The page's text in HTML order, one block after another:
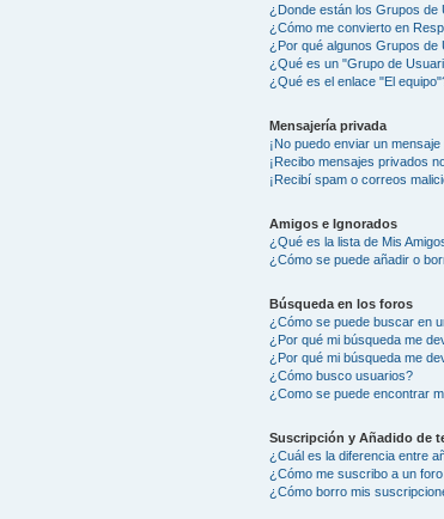
¿Donde están los Grupos de
¿Cómo me convierto en
¿Por qué algunos Grupos
¿Qué es un "Grupo de
¿Qué es el enlace "El
Mensajería privada
¡No puedo enviar un mensaje
¡Recibo mensajes privados
¡Recibí spam o correos
Amigos e Ignorados
¿Qué es la lista de Mis
¿Cómo se puede añadir o
Búsqueda en los foros
¿Cómo se puede buscar en
¿Por qué mi búsqueda me
¿Por qué mi búsqueda me
¿Cómo busco usuarios?
¿Como se puede encontrar
Suscripción y Añadido de
¿Cuál es la diferencia entre
¿Cómo me suscribo a un
¿Cómo borro mis